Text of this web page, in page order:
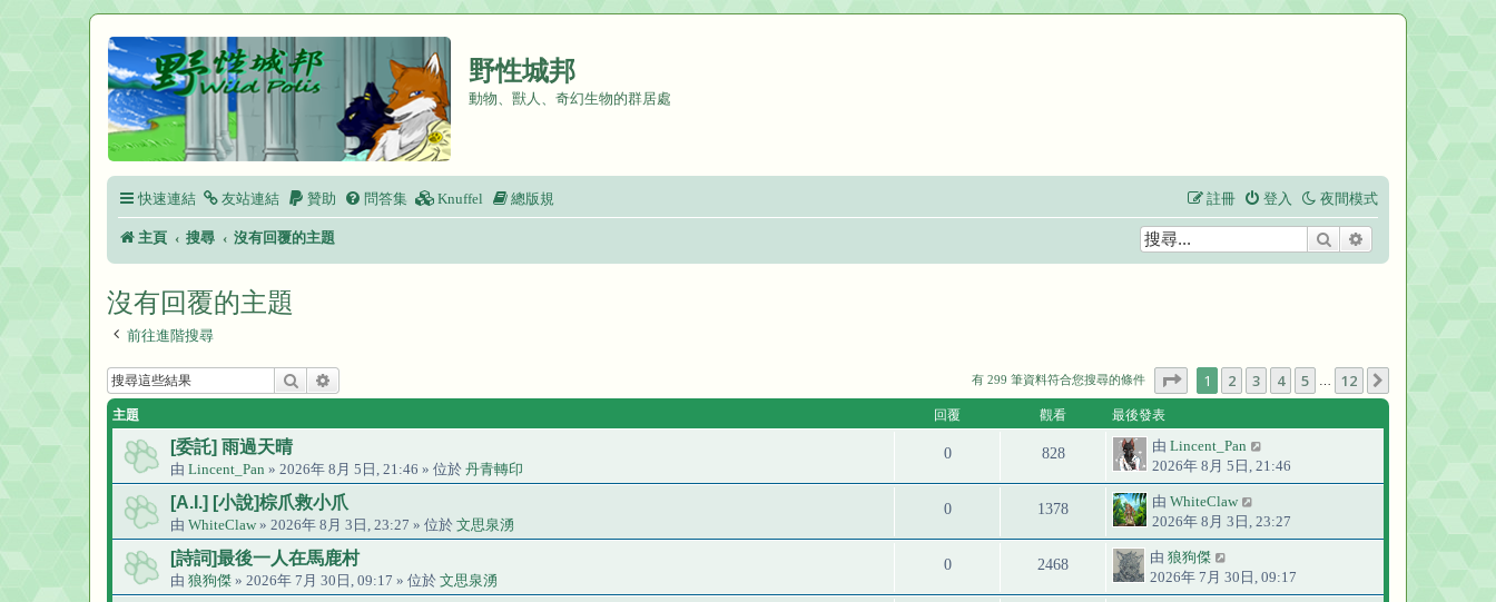
野性城邦
動物、獸人、奇幻生物的群居處
快速連結 夜間模式
友站連結 贊助 問答集 Knuffel 總版規 登入
註冊
主頁 搜尋 沒有回覆的主題 搜尋
沒有回覆的主題
前往進階搜尋
搜尋 有 299 筆資料符合您搜尋的條件 1頁 (共 12 頁)
1 2 3 4 5 12
主題 回覆 觀看 最後發表
[委託] 雨過天晴
由 Lincent_Pan » 2026年 8月 5日, 21:46 » 位於 丹青轉印
0 828 由 Lincent_Pan
2026年 8月 5日, 21:46
[A.I.] [小說]棕爪救小爪
由 WhiteClaw » 2026年 8月 3日, 23:27 » 位於 文思泉湧
0 1378 由 WhiteClaw
2026年 8月 3日, 23:27
[詩詞]最後一人在馬鹿村
由 狼狗傑 » 2026年 7月 30日, 09:17 » 位於 文思泉湧
0 2468 由 狼狗傑
2026年 7月 30日, 09:17